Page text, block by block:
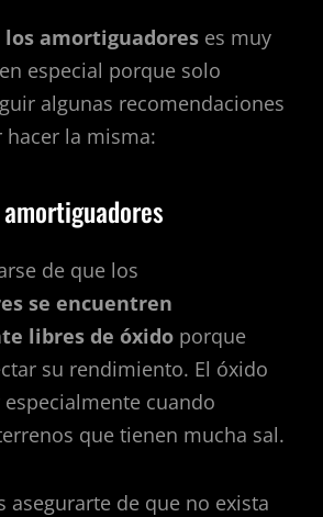
amortiguadores es muy
especial porque solo
algunas recomendaciones
hacer la misma:
de que los
se encuentren
libres de óxido porque
su rendimiento. El óxido
cuando
que tienen mucha sal.
asegurarte de que no exista